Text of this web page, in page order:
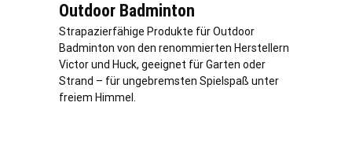
Outdoor Badminton
Strapazierfähige Produkte für Outdoor
Badminton von den renommierten Herstellern
Victor und Huck, geeignet für Garten oder
Strand – für ungebremsten Spielspaß unter
freiem Himmel.